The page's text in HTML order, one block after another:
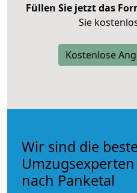
Füllen Sie jetzt das
Sie
Kostenlose
Wir sind die
nach Panketal